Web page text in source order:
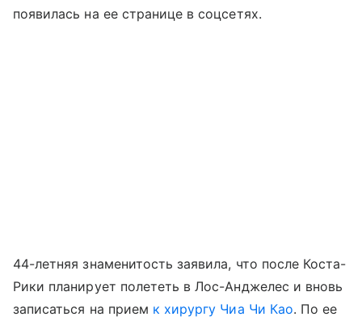
появилась на ее странице в соцсетях.
44-летняя знаменитость заявила, что после Коста-
Рики планирует полететь в Лос-Анджелес и вновь
записаться на прием к хирургу Чиа Чи Као. По ее